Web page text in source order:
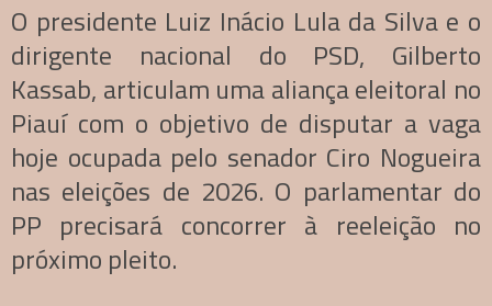
O presidente Luiz Inácio Lula da Silva e o
dirigente nacional do PSD, Gilberto
Kassab, articulam uma aliança eleitoral no
Piauí com o objetivo de disputar a vaga
hoje ocupada pelo senador Ciro Nogueira
nas eleições de 2026. O parlamentar do
PP precisará concorrer à reeleição no
próximo pleito.